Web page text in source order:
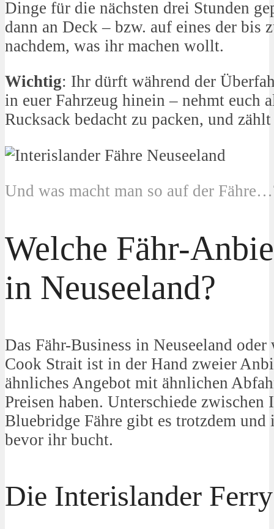
Dinge für die nächsten drei Stunden
dann an Deck – bzw. auf eines der bis
nachdem, was ihr machen wollt.
Wichtig: Ihr dürft während der
in euer Fahrzeug hinein – nehmt euch
Rucksack bedacht zu packen, und
Und was macht man so auf der
Welche Fähr-
in Neuseeland?
Das Fähr-Business in Neuseeland oder
Cook Strait ist in der Hand zweier
ähnliches Angebot mit ähnlichen
Preisen haben. Unterschiede zwischen
Bluebridge Fähre gibt es trotzdem
bevor ihr bucht.
Die Interislander Ferry